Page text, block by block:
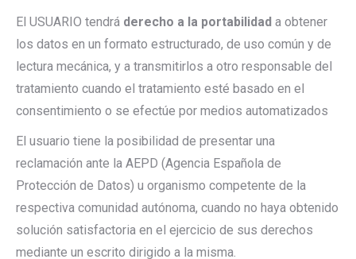
El USUARIO tendrá derecho a la portabilidad a obtener
los datos en un formato estructurado, de uso común y de
lectura mecánica, y a transmitirlos a otro responsable del
tratamiento cuando el tratamiento esté basado en el
consentimiento o se efectúe por medios automatizados
El usuario tiene la posibilidad de presentar una
reclamación ante la AEPD (Agencia Española de
Protección de Datos) u organismo competente de la
respectiva comunidad autónoma, cuando no haya obtenido
solución satisfactoria en el ejercicio de sus derechos
mediante un escrito dirigido a la misma.